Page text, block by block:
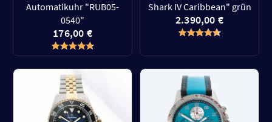
Automatikuhr "RUB05-
0540"
176,00 €
Shark IV Caribbean" grün
2.390,00 €